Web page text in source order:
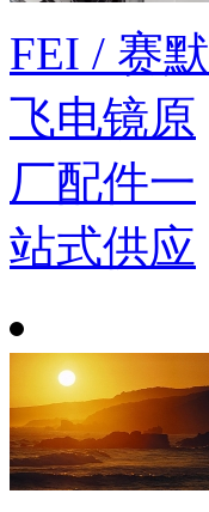
FEI / 赛默
飞电镜原
厂配件一
站式供应